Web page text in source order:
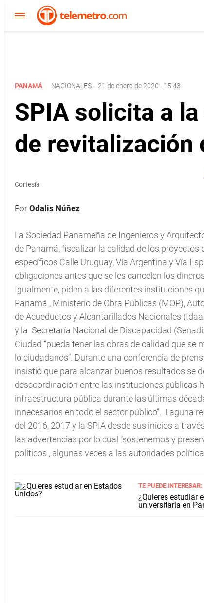
PANAMÁ NACIONALES- 21 de enero de 2020 - 15:43
SPIA solicita a
de revitalización
Cortesía
Por Odalis Núñez
La Sociedad Panameña de Ingenieros y
de Panamá, fiscalizar la calidad de los
específicos Calle Uruguay, Vía Argentina y Vía
obligaciones antes que se les cancelen los
Igualmente, piden a las diferentes instituciones
Panamá , Ministerio de Obra Públicas (MOP),
de Acueductos y Alcantarillados Nacionales
y la Secretaría Nacional de Discapacidad
Ciudad “pueda tener las obras de calidad que
lo ciudadanos”. Durante una conferencia de
insistió que para alcanzar buenos resultados se
descoordinación entre las instituciones públicas
infraestructura pública durante las últimas
innecesarios en todo el sector público”. Laguna
del 2016, 2017 y la SPIA desde sus inicios a
las advertencias por lo cual “sostenemos y
políticos , algunas veces a las autoridades
TE PUEDE INTERESAR:
¿Quieres estudiar
universitaria en